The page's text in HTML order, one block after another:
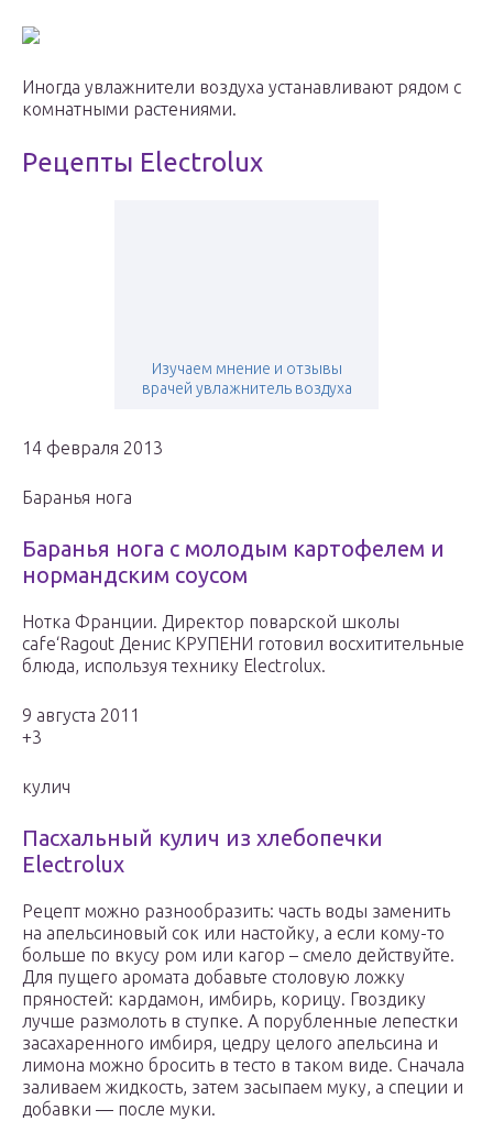
Иногда увлажнители воздуха устанавливают рядом с
комнатными растениями.
Рецепты Electrolux
Изучаем мнение и отзывы
врачей увлажнитель воздуха
14 февраля 2013
Баранья нога
Баранья нога с молодым картофелем и
нормандским соусом
Нотка Франции. Директор поварской школы
cafe‘Ragout Денис КРУПЕНИ готовил восхитительные
блюда, используя технику Electrolux.
9 августа 2011
+3
кулич
Пасхальный кулич из хлебопечки
Electrolux
Рецепт можно разнообразить: часть воды заменить
на апельсиновый сок или настойку, а если кому-то
больше по вкусу ром или кагор – смело действуйте.
Для пущего аромата добавьте столовую ложку
пряностей: кардамон, имбирь, корицу. Гвоздику
лучше размолоть в ступке. А порубленные лепестки
засахаренного имбиря, цедру целого апельсина и
лимона можно бросить в тесто в таком виде. Сначала
заливаем жидкость, затем засыпаем муку, а специи и
добавки — после муки.